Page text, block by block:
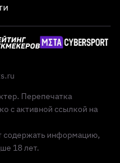
Перепечатка
с активной ссылкой на
содержать информацию,
18 лет.